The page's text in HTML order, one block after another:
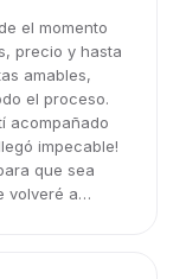
el momento
precio y hasta
amables,
el proceso.
acompañado
impecable!
que sea
volveré a